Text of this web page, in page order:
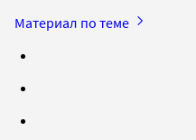
Материал по теме